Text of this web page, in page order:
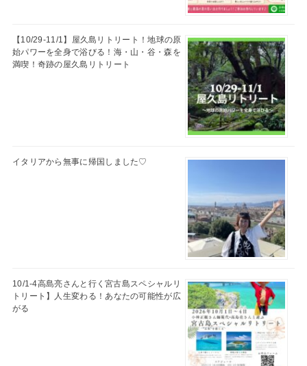
【10/29-11/1】屋久島リトリート！地球の原
始パワーを全身で浴びる！海・山・谷・森を
満喫！奇跡の屋久島リトリート
イタリアから無事に帰国しました♡
10/1-4高島亮さんと行く宮古島スペシャルリ
トリート】人生変わる！あなたの可能性が広
がる